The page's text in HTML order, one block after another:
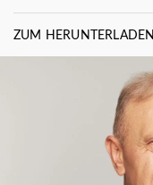
ZUM HERUNTERLADEN